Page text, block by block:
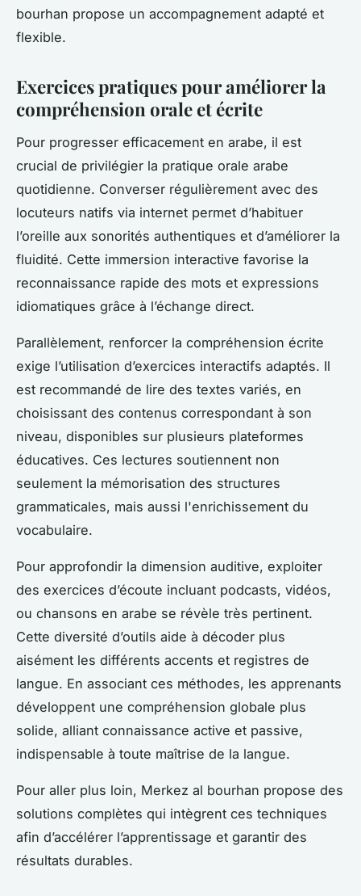
bourhan propose un accompagnement adapté et
flexible.
Exercices pratiques pour améliorer la
compréhension orale et écrite
Pour progresser efficacement en arabe, il est
crucial de privilégier la pratique orale arabe
quotidienne. Converser régulièrement avec des
locuteurs natifs via internet permet d’habituer
l’oreille aux sonorités authentiques et d’améliorer la
fluidité. Cette immersion interactive favorise la
reconnaissance rapide des mots et expressions
idiomatiques grâce à l’échange direct.
Parallèlement, renforcer la compréhension écrite
exige l’utilisation d’exercices interactifs adaptés. Il
est recommandé de lire des textes variés, en
choisissant des contenus correspondant à son
niveau, disponibles sur plusieurs plateformes
éducatives. Ces lectures soutiennent non
seulement la mémorisation des structures
grammaticales, mais aussi l'enrichissement du
vocabulaire.
Pour approfondir la dimension auditive, exploiter
des exercices d’écoute incluant podcasts, vidéos,
ou chansons en arabe se révèle très pertinent.
Cette diversité d’outils aide à décoder plus
aisément les différents accents et registres de
langue. En associant ces méthodes, les apprenants
développent une compréhension globale plus
solide, alliant connaissance active et passive,
indispensable à toute maîtrise de la langue.
Pour aller plus loin, Merkez al bourhan propose des
solutions complètes qui intègrent ces techniques
afin d’accélérer l’apprentissage et garantir des
résultats durables.